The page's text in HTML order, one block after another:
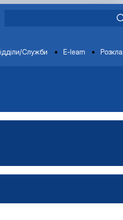
Служби E-learn